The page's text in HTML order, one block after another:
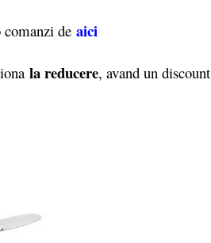
comanzi de aici
la reducere, avand un discount